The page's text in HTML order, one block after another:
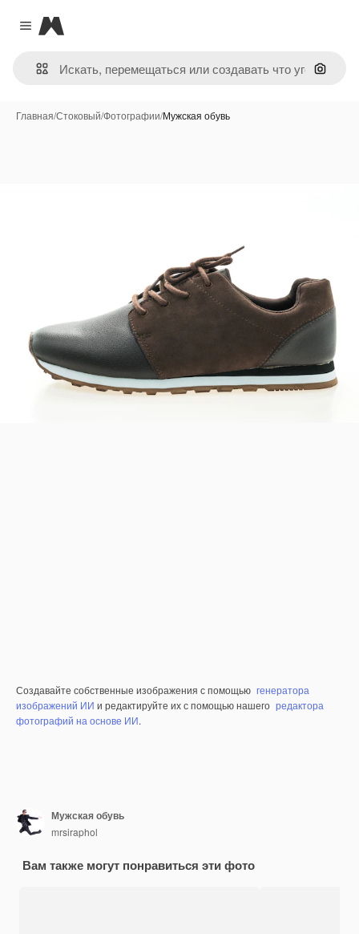
Close menu
Magnific
Поиск
Главная/Стоковый/Фотографии/Мужская обувь
Создавайте собственные изображения с помощью генератора
изображений ИИ и редактируйте их с помощью нашего редактора
фотографий на основе ИИ.
Мужская обувь
mrsiraphol
Вам также могут понравиться эти фото